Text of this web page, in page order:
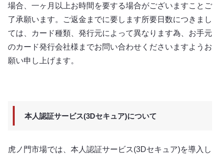
場合、一ヶ月以上お時間を要する場合がございますことご
了承願います。ご返金までに要します所要日数につきまし
ては、カード種類、発行元によって異なります為、お手元
のカード発行会社様までお問い合わせくださいますようお
願い申し上げます。
本人認証サービス(3Dセキュア)について
虎ノ門市場では、本人認証サービス(3Dセキュア)を導入し